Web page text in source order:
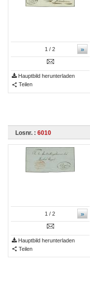
»
1 / 2
Hauptbild herunterladen
Teilen
Losnr. : 6010
»
1 / 2
Hauptbild herunterladen
Teilen